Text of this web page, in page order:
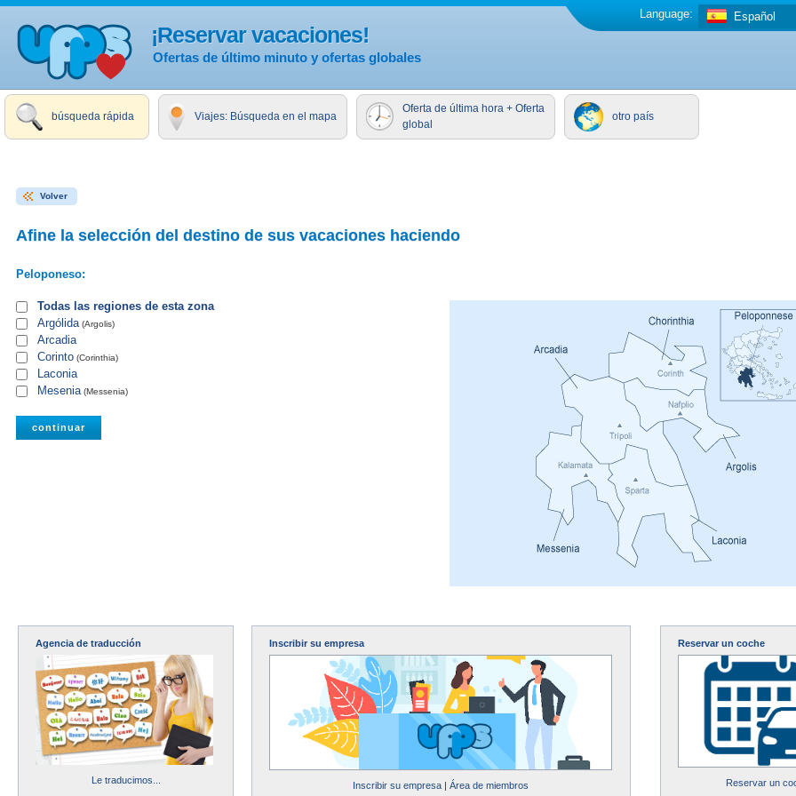
¡Reservar vacaciones!
Ofertas de último minuto y ofertas globales
Español
Language:
búsqueda rápida Viajes: Búsqueda en el mapa
Oferta de última hora + Oferta
global
otro país
Volver
Afine la selección del destino de sus vacaciones haciendo
Peloponeso:
Todas las regiones de esta zona
Argólida(Argolis)
Arcadia
Corinto(Corinthia)
Laconia
Mesenia(Messenia)
Agencia de traducción
Le traducimos...
Inscribir su empresa
Inscribir su empresa |Área de miembros
Reservar un coche
Reservar un